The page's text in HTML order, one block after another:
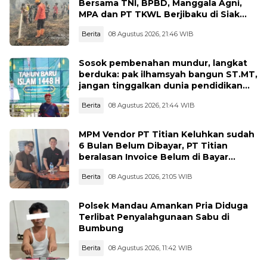
Bersama TNI, BPBD, Manggala Agni,
MPA dan PT TKWL Berjibaku di Siak
Berita 08 Agustus 2026, 21:46 WIB
Sosok pembenahan mundur, langkat
berduka: pak ilhamsyah bangun ST.MT,
jangan tinggalkan dunia pendidikan
Berita 08 Agustus 2026, 21:44 WIB
MPM Vendor PT Titian Keluhkan sudah
6 Bulan Belum Dibayar, PT Titian
beralasan Invoice Belum di Bayar
Berita 08 Agustus 2026, 21:05 WIB
Polsek Mandau Amankan Pria Diduga
Terlibat Penyalahgunaan Sabu di
Bumbung
Berita 08 Agustus 2026, 11:42 WIB